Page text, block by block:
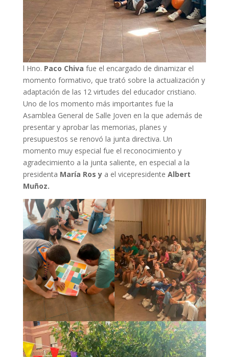
l Hno. Paco Chiva fue el encargado de dinamizar el
momento formativo, que trató sobre la actualización y
adaptación de las 12 virtudes del educador cristiano.
Uno de los momento más importantes fue la
Asamblea General de Salle Joven en la que además de
presentar y aprobar las memorias, planes y
presupuestos se renovó la junta directiva. Un
momento muy especial fue el reconocimiento y
agradecimiento a la junta saliente, en especial a la
presidenta María Ros ya el vicepresidente Albert
Muñoz.